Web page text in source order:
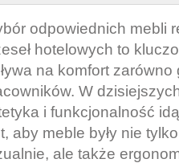
komfort
funkcjonalność
recepcyjne,
krzesła
hotelowe
odpowiednich mebli
hotelowych to
na komfort zarówno
W
i funkcjonalność
aby meble były nie
ale także